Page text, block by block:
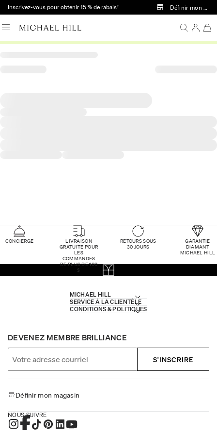
Passer au contenu principal
Inscrivez-vous pour obtenir 15 % de rabais† Définir mon
CONCIERGE
LIVRAISON
GRATUITE POUR
LES
COMMANDES
DE PLUS DE 100
$
RETOURS SOUS
30 JOURS
GARANTIE
DIAMANT
MICHAEL HILL
MICHAEL HILL
SERVICE À LA CLIENTÈLE
CONDITIONS & POLITIQUES
DEVENEZ MEMBRE BRILLIANCE
S'INSCRIRE
Définir mon magasin
NOUS SUIVRE